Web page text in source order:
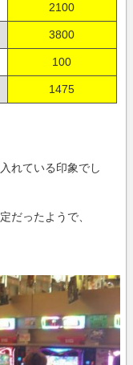
2100
3800
100
1475
れている印象でし
だったようで、